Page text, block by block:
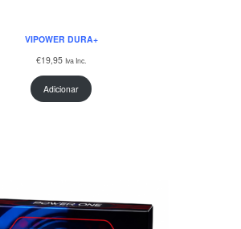
VIPOWER DURA+
€19,95 Iva Inc.
Adicionar